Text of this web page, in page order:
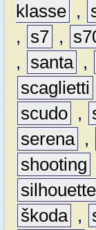
klasse ,
,
s7 ,
,
santa ,
scaglietti
scudo ,
serena ,
shooting
silhouette
škoda ,